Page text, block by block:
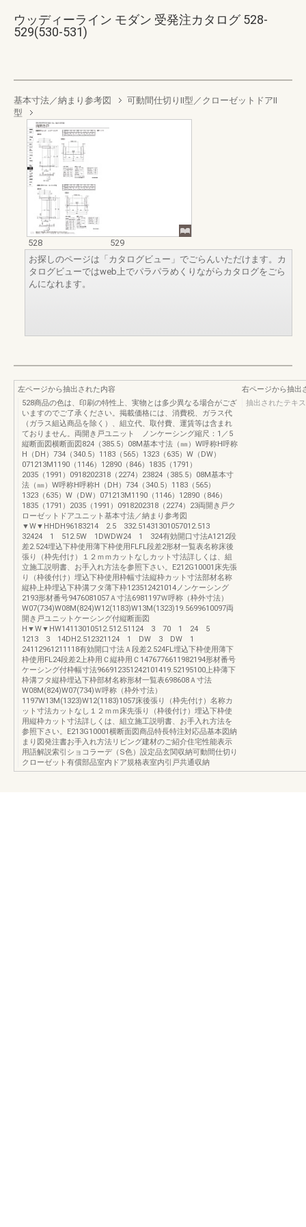
ウッディーライン モダン 受発注カタログ 528-
529(530-531)
基本寸法／納まり参考図
可動間仕切りII型／クローゼットドアII
型
528
529
お探しのページは「カタログビュー」でごらんいただけます。カ
タログビューではweb上でパラパラめくりながらカタログをごら
んになれます。
左ページから抽出された内容
528商品の色は、印刷の特性上、実物とは多少異なる場合がござ
いますのでご了承ください。掲載価格には、消費税、ガラス代
（ガラス組込商品を除く）、組立代、取付費、運賃等は含まれ
ておりません。両開き戸ユニット ノンケーシング縮尺：1／5
縦断面図横断面図824（385.5）08M基本寸法（㎜）W呼称H呼称
H（DH）734（340.5）1183（565）1323（635）W（DW）
071213M1190（1146）12890（846）1835（1791）
2035（1991）0918202318（2274）23824（385.5）08M基本寸
法（㎜）W呼称H呼称H（DH）734（340.5）1183（565）
1323（635）W（DW）071213M1190（1146）12890（846）
1835（1791）2035（1991）0918202318（2274）23両開き戸ク
ローゼットドアユニット基本寸法／納まり参考図
▼W▼HHDH96183214 2.5 332.51431301057012.513
32424 1 512.5W 1DWDW24 1 324有効開口寸法A1212段
差2.524埋込下枠使用薄下枠使用FLFL段差2形材一覧表名称床後
張り（枠先付け）１２ｍｍカットなしカット寸法詳しくは、組
立施工説明書、お手入れ方法を参照下さい。E212G10001床先張
り（枠後付け）埋込下枠使用枠幅寸法縦枠カット寸法部材名称
縦枠上枠埋込下枠溝フタ薄下枠123512421014ノンケーシング
2193形材番号9476081057Ａ寸法6981197Ｗ呼称（枠外寸法）
W07(734)W08M(824)W12(1183)W13M(1323)19.5699610097両
開き戸ユニットケーシング付縦断面図
H▼W▼HW14113010512.512.51124 3 70 1 24 5
1213 3 14DH2.512321124 1 DW 3 DW 1
24112961211118有効開口寸法Ａ段差2.524FL埋込下枠使用薄下
枠使用FL24段差2上枠用Ｃ縦枠用Ｃ1476776611982194形材番号
ケーシング付枠幅寸法966912351242101419.52195100上枠薄下
枠溝フタ縦枠埋込下枠部材名称形材一覧表698608Ａ寸法
W08M(824)W07(734)Ｗ呼称（枠外寸法）
1197W13M(1323)W12(1183)1057床後張り（枠先付け）名称カ
ット寸法カットなし１２ｍｍ床先張り（枠後付け）埋込下枠使
用縦枠カット寸法詳しくは、組立施工説明書、お手入れ方法を
参照下さい。E213G10001横断面図商品特長特注対応品基本図納
まり図発注書お手入れ方法リビング建材のご紹介住宅性能表示
用語解説索引ショコラーデ（S色）設定品玄関収納可動間仕切り
クローゼット有償部品室内ドア規格表室内引戸共通収納
右ページから抽出
抽出されたテキ